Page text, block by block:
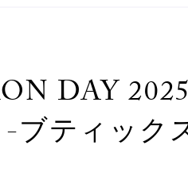
DAY
ブティック